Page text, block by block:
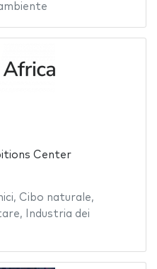
Center
, Cibo naturale,
,
Industria dei